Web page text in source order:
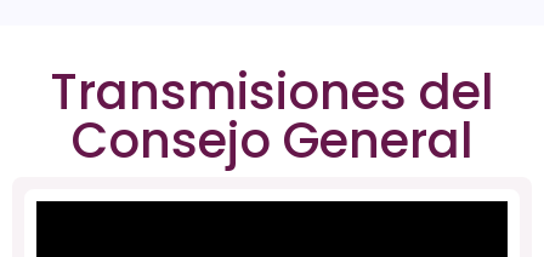
Transmisiones del
Consejo General